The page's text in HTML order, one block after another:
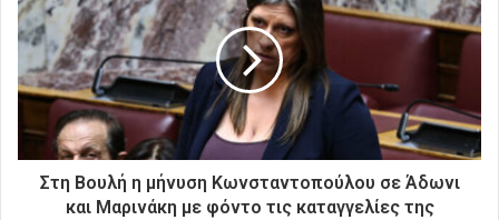
σ
α
δ
ε
Στη Βουλή η μήνυση Κωνσταντοπούλου σε Άδωνι
και Μαρινάκη με φόντο τις καταγγελίες της